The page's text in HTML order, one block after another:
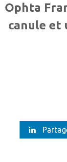
Ophta
canule et